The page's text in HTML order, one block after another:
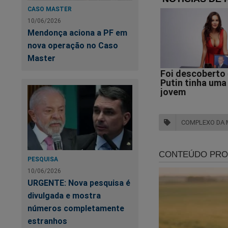
CASO MASTER
10/06/2026
Mendonça aciona a PF em
nova operação no Caso
Master
PESQUISA
10/06/2026
URGENTE: Nova pesquisa é
divulgada e mostra
números completamente
estranhos
registrada em
família que
A Polícia Civil
armazenamento
aplicativos de
violência
agressor.
Os
passado na
Segundo a
sistemático de
capital
Conforme as
COMPLEXO DA